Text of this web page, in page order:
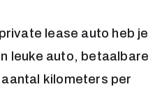
lease auto heb je
leuke auto, betaalbare
kilometers per